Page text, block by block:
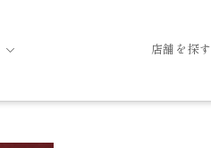
店舗を探す